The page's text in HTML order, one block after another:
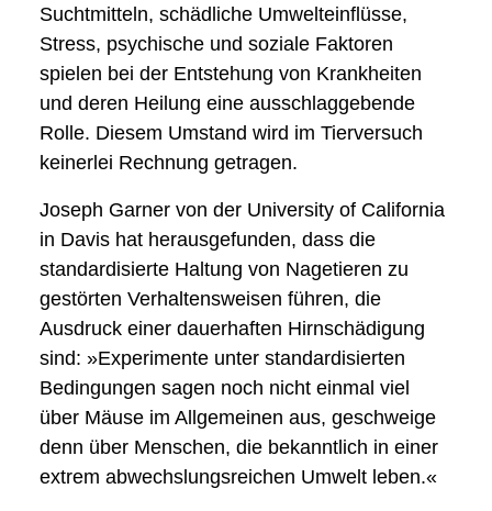
Suchtmitteln, schädliche Umwelteinflüsse,
Stress, psychische und soziale Faktoren
spielen bei der Entstehung von Krankheiten
und deren Heilung eine ausschlaggebende
Rolle. Diesem Umstand wird im Tierversuch
keinerlei Rechnung getragen.
Joseph Garner von der University of California
in Davis hat herausgefunden, dass die
standardisierte Haltung von Nagetieren zu
gestörten Verhaltensweisen führen, die
Ausdruck einer dauerhaften Hirnschädigung
sind: »Experimente unter standardisierten
Bedingungen sagen noch nicht einmal viel
über Mäuse im Allgemeinen aus, geschweige
denn über Menschen, die bekanntlich in einer
extrem abwechslungsreichen Umwelt leben.«